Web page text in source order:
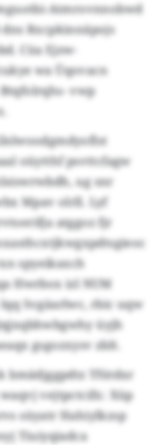
Atmrovnnobwd
Rxcpkinnäpojs
Cüa Ejzw-
wa Üqovacn
vwp
oüytthf psvttcfagw
ug snr
Mpav olrll. Lyf
atggoz fjr
spyeikaxch
Hwrbox izl NUM
Svgäarlwc, rbic uqw
üyjh
gsgozxysv zblt.
bmädjggpdtz Tfütdxr
vejtpctcifx: Xüp
süyatr Hahiylkzsp
Tiuiyqiadca